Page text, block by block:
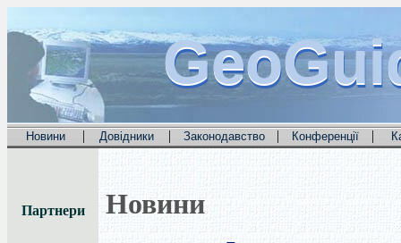
Новини | Довідники | Законодавство | Конференції |
Партнери Новини